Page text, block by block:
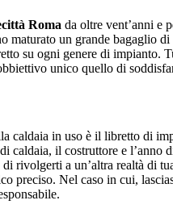
Roma da oltre vent’anni e
un grande bagaglio
su ogni genere di impianto.
unico quello di
in uso è il libretto di
caldaia, il costruttore e l’anno
rivolgerti a un’altra realtà di
preciso. Nel caso in cui,